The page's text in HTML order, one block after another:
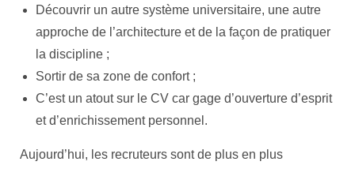
Découvrir un autre système universitaire, une autre
approche de l’architecture et de la façon de pratiquer
la discipline ;
Sortir de sa zone de confort ;
C’est un atout sur le CV car gage d’ouverture d’esprit
et d’enrichissement personnel.
Aujourd’hui, les recruteurs sont de plus en plus